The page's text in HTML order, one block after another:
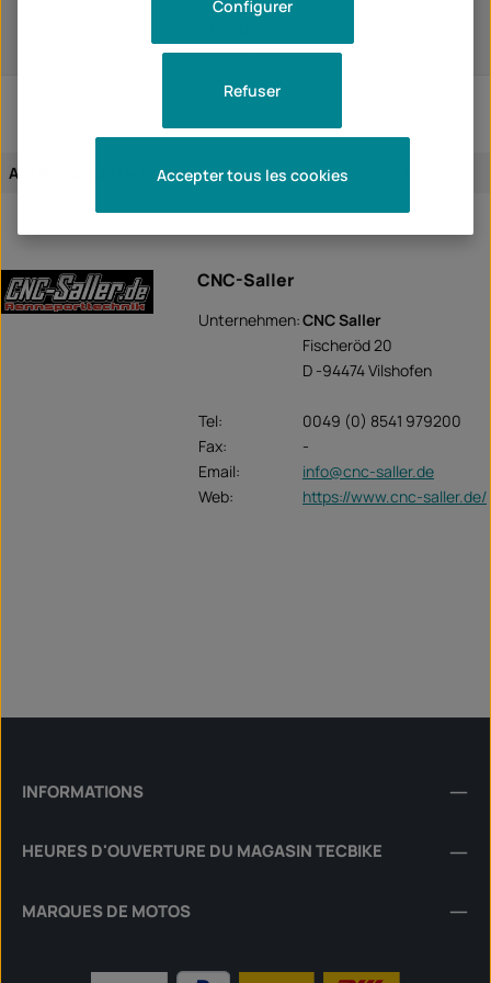
CBR1000RR 2014
CBR1000RR 2016
Attribution de l'article: spécifique aux véhicules
CNC-Saller
Unternehmen:CNC Saller
Fischeröd 20
D -94474 Vilshofen
Tel:
0049 (0) 8541 979200
Fax:
-
Email:
info@cnc-saller.de
Web:
https://www.cnc-saller.de/
INFORMATIONS
HEURES D'OUVERTURE DU MAGASIN TECBIKE
MARQUES DE MOTOS
Refuser
Configurer
Accepter tous les cookies